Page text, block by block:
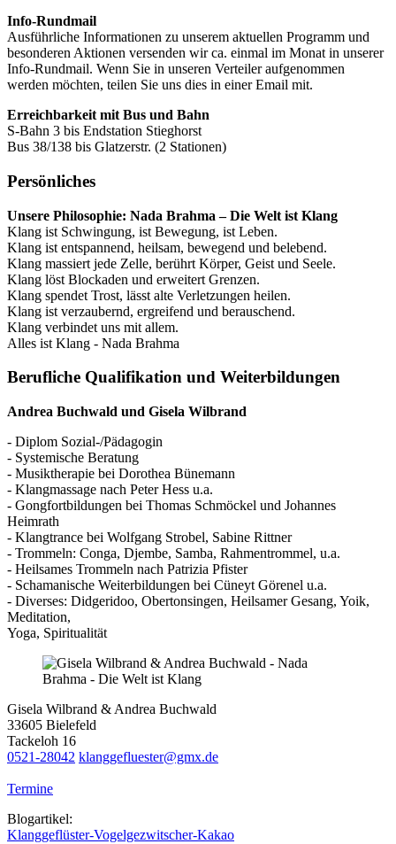
Info-Rundmail
Ausführliche Informationen zu unserem aktuellen Programm und
besonderen Aktionen versenden wir ca. einmal im Monat in unserer
Info-Rundmail. Wenn Sie in unseren Verteiler aufgenommen
werden möchten, teilen Sie uns dies in einer Email mit.
Erreichbarkeit mit Bus und Bahn
S-Bahn 3 bis Endstation Stieghorst
Bus 38/138 bis Glatzerstr. (2 Stationen)
Persönliches
Unsere Philosophie: Nada Brahma – Die Welt ist Klang
Klang ist Schwingung, ist Bewegung, ist Leben.
Klang ist entspannend, heilsam, bewegend und belebend.
Klang massiert jede Zelle, berührt Körper, Geist und Seele.
Klang löst Blockaden und erweitert Grenzen.
Klang spendet Trost, lässt alte Verletzungen heilen.
Klang ist verzaubernd, ergreifend und berauschend.
Klang verbindet uns mit allem.
Alles ist Klang - Nada Brahma
Berufliche Qualifikation und Weiterbildungen
Andrea Buchwald und Gisela Wilbrand
- Diplom Sozial-/Pädagogin
- Systemische Beratung
- Musiktherapie bei Dorothea Bünemann
- Klangmassage nach Peter Hess u.a.
- Gongfortbildungen bei Thomas Schmöckel und Johannes
Heimrath
- Klangtrance bei Wolfgang Strobel, Sabine Rittner
- Trommeln: Conga, Djembe, Samba, Rahmentrommel, u.a.
- Heilsames Trommeln nach Patrizia Pfister
- Schamanische Weiterbildungen bei Cüneyt Görenel u.a.
- Diverses: Didgeridoo, Obertonsingen, Heilsamer Gesang, Yoik,
Meditation,
Yoga, Spiritualität
Gisela Wilbrand & Andrea Buchwald
33605 Bielefeld
Tackeloh 16
0521-28042 klanggefluester@gmx.de
Termine
Blogartikel:
Klanggeflüster-Vogelgezwitscher-Kakao